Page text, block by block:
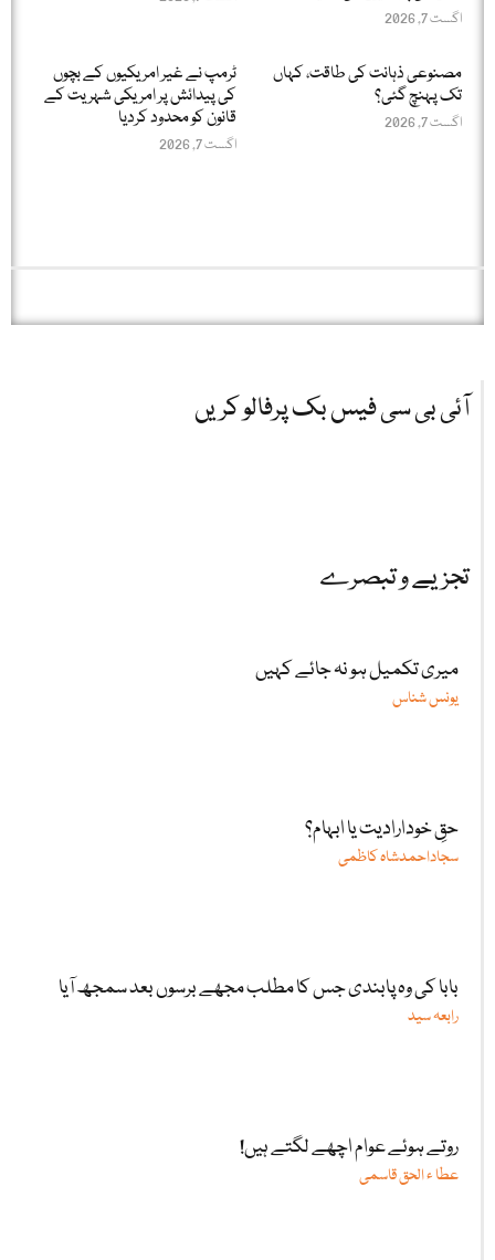
اگست 7, 2026
مصنوعی ذہانت کی طاقت، کہاں
تک پہنچ گئی؟
اگست 7, 2026
ٹرمپ نے غیر امریکیوں کے بچوں
کی پیدائش پر امریکی شہریت کے
قانون کو محدود کردیا
اگست 7, 2026
آئی بی سی فیس بک پرفالو کریں
تجزیے و تبصرے
میری تکمیل ہو نہ جائے کہیں
یونس شناس
حقِ خودارادیت یا ابہام؟
سجاداحمدشاہ کاظمی
بابا کی وہ پابندی جس کا مطلب مجھے برسوں بعد سمجھ آیا
رابعہ سید
روتے ہوئے عوام اچھے لگتے ہیں!
عطا ء الحق قاسمی